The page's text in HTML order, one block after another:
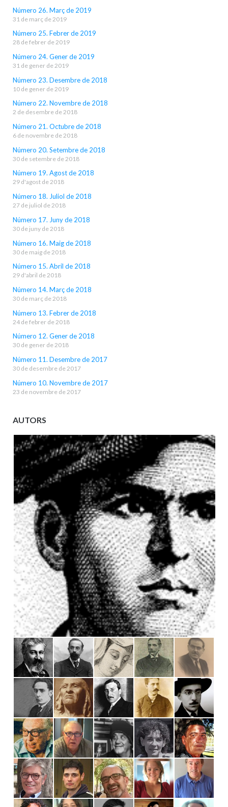
Número 26. Març de 2019
31 de març de 2019
Número 25. Febrer de 2019
28 de febrer de 2019
Número 24. Gener de 2019
31 de gener de 2019
Número 23. Desembre de 2018
10 de gener de 2019
Número 22. Novembre de 2018
2 de desembre de 2018
Número 21. Octubre de 2018
6 de novembre de 2018
Número 20. Setembre de 2018
30 de setembre de 2018
Número 19. Agost de 2018
29 d'agost de 2018
Número 18. Juliol de 2018
27 de juliol de 2018
Número 17. Juny de 2018
30 de juny de 2018
Número 16. Maig de 2018
30 de maig de 2018
Número 15. Abril de 2018
29 d'abril de 2018
Número 14. Març de 2018
30 de març de 2018
Número 13. Febrer de 2018
24 de febrer de 2018
Número 12. Gener de 2018
30 de gener de 2018
Número 11. Desembre de 2017
30 de desembre de 2017
Número 10. Novembre de 2017
23 de novembre de 2017
AUTORS